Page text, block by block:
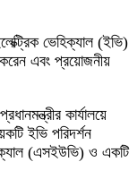
ভেহিক্যাল (ইভি)
করেন এবং প্রয়োজনীয়
কার্যালয়ে
ইভি পরিদর্শন
(এসইউভি) ও একটি